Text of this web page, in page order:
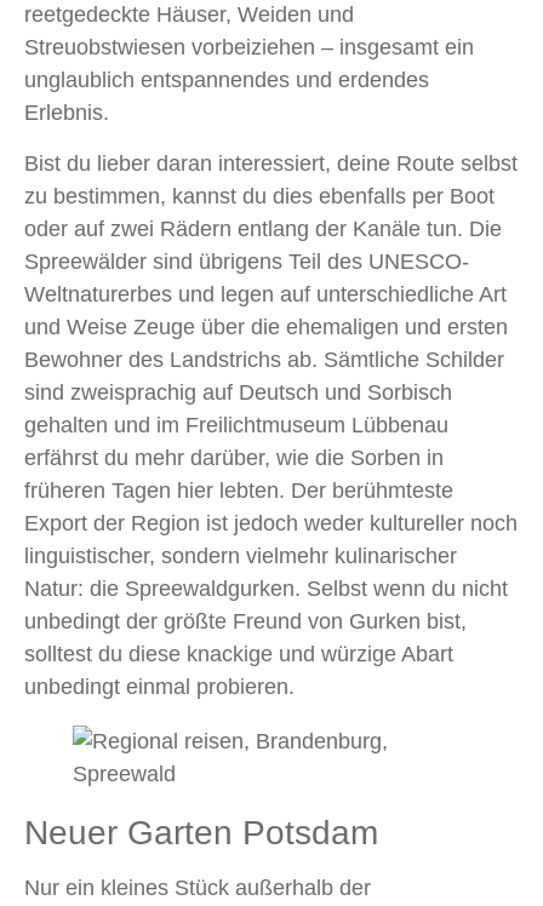
reetgedeckte Häuser, Weiden und
Streuobstwiesen vorbeiziehen – insgesamt ein
unglaublich entspannendes und erdendes
Erlebnis.
Bist du lieber daran interessiert, deine Route selbst
zu bestimmen, kannst du dies ebenfalls per Boot
oder auf zwei Rädern entlang der Kanäle tun. Die
Spreewälder sind übrigens Teil des UNESCO-
Weltnaturerbes und legen auf unterschiedliche Art
und Weise Zeuge über die ehemaligen und ersten
Bewohner des Landstrichs ab. Sämtliche Schilder
sind zweisprachig auf Deutsch und Sorbisch
gehalten und im Freilichtmuseum Lübbenau
erfährst du mehr darüber, wie die Sorben in
früheren Tagen hier lebten. Der berühmteste
Export der Region ist jedoch weder kultureller noch
linguistischer, sondern vielmehr kulinarischer
Natur: die Spreewaldgurken. Selbst wenn du nicht
unbedingt der größte Freund von Gurken bist,
solltest du diese knackige und würzige Abart
unbedingt einmal probieren.
Neuer Garten Potsdam
Nur ein kleines Stück außerhalb der